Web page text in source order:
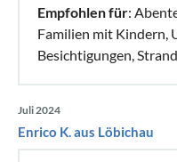
Empfohlen für:
Familien mit Kindern,
Besichtigungen,
Juli 2024
Enrico K. aus Löbichau